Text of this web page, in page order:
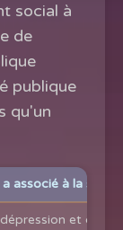
social à
de
publique
qu'un
associé à la
et